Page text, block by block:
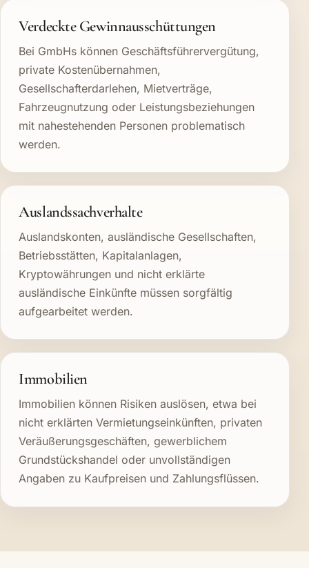
Verdeckte Gewinnausschüttungen
Bei GmbHs können Geschäftsführervergütung,
private Kostenübernahmen,
Gesellschafterdarlehen, Mietverträge,
Fahrzeugnutzung oder Leistungsbeziehungen
mit nahestehenden Personen problematisch
werden.
Auslandssachverhalte
Auslandskonten, ausländische Gesellschaften,
Betriebsstätten, Kapitalanlagen,
Kryptowährungen und nicht erklärte
ausländische Einkünfte müssen sorgfältig
aufgearbeitet werden.
Immobilien
Immobilien können Risiken auslösen, etwa bei
nicht erklärten Vermietungseinkünften, privaten
Veräußerungsgeschäften, gewerblichem
Grundstückshandel oder unvollständigen
Angaben zu Kaufpreisen und Zahlungsflüssen.